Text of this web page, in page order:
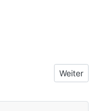
Nächster
Weiter